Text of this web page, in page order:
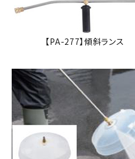
【PA-277】傾斜ランス